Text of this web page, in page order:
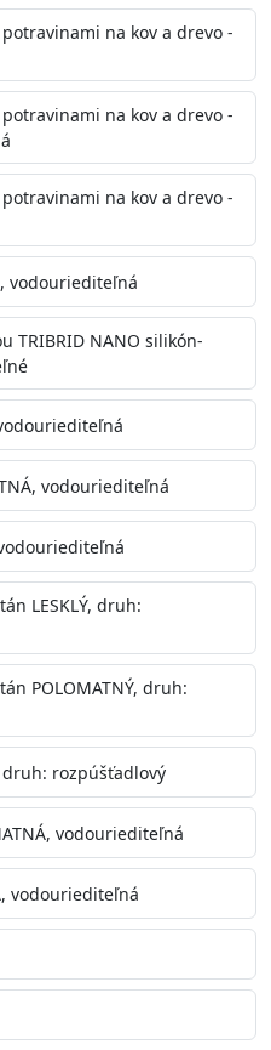
penetračné nátery
Vitex Primer 100% a
obaloch medzi 5°C až
na kov a drevo -
na kov a drevo -
na kov a drevo -
vodouriediteľná
TRIBRID NANO silikón-
vodouriediteľná
LESKLÝ, druh:
POLOMATNÝ, druh:
rozpúšťadlový
vodouriediteľná
vodouriediteľná